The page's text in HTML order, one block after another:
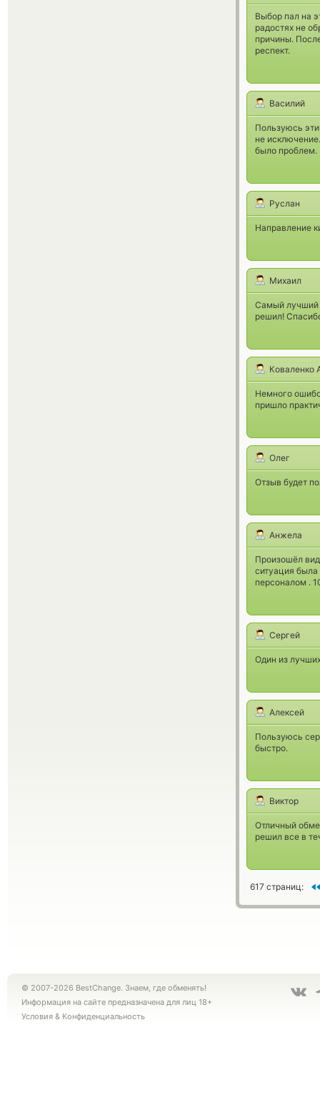
Выбор пал на
радостях не
причины.
респект.
Василий
Пользуюсь
не
было
Руслан
Направление
Михаил
Самый лучший
решил!
Коваленко
Немного
пришло
Олег
Отзыв будет
Анжела
Произошёл
ситуация
персоналом .
Сергей
Один из
Алексей
Пользуюсь
быстро.
Виктор
Отличный
решил все в
617 страниц:
© 2007-2026 BestChange. Знаем, где обменять!
Информация на сайте предназначена для лиц 18+
Условия & Конфиденциальность